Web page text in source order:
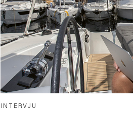
INTERVJU